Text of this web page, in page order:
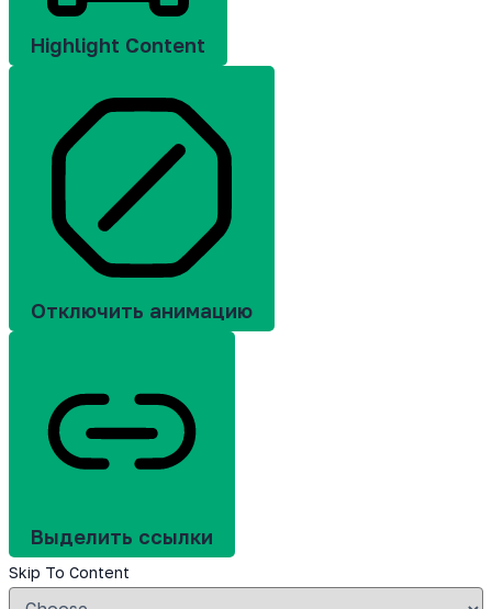
Highlight Content
Отключить анимацию
Выделить ссылки
Skip To Content